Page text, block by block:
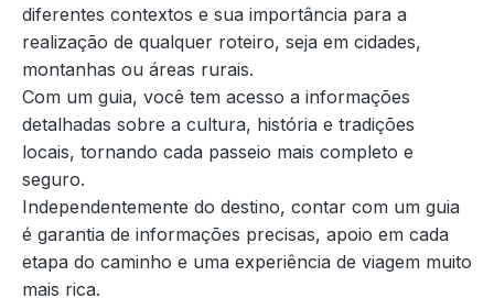
diferentes contextos e sua importância para a
realização de qualquer roteiro, seja em cidades,
montanhas ou áreas rurais.
Com um guia, você tem acesso a informações
detalhadas sobre a cultura, história e tradições
locais, tornando cada passeio mais completo e
seguro.
Independentemente do destino, contar com um guia
é garantia de informações precisas, apoio em cada
etapa do caminho e uma experiência de viagem muito
mais rica.